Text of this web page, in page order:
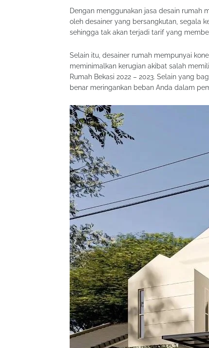
Dengan menggunakan jasa desain rumah
oleh desainer yang bersangkutan, segala
sehingga tak akan terjadi tarif yang
Selain itu, desainer rumah mempunyai
meminimalkan kerugian akibat salah
Rumah Bekasi 2022 – 2023. Selain yang
benar meringankan beban Anda dalam